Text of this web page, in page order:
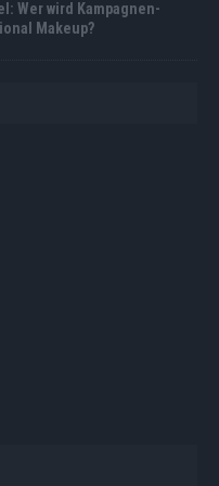
Wer wird Kampagnen-
Makeup?